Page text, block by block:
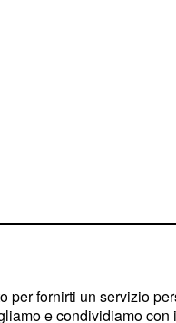
fornirti un servizio
e condividiamo con